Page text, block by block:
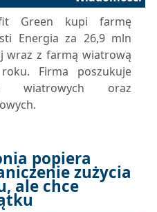
Green kupi farmę
Energia za 26,9 mln
wraz z farmą wiatrową
Firma poszukuje
wiatrowych oraz
popiera
zużycia
ale chce